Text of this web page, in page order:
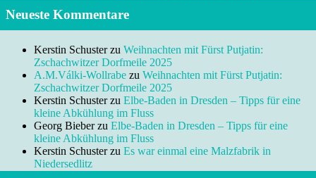
Neueste Kommentare
Kerstin Schusterzu Weihnachten mit Fürst Putjatin:
Zschachwitzer Dorfmeile 2025
A.M.Válki-Wollrabe zu Weihnachten mit Fürst Putjatin:
Zschachwitzer Dorfmeile 2025
Kerstin Schusterzu Elbe-Baden in Dresden – Tipps für eine
kleine Abkühlung im Fluss
Georg Bieberzu Elbe-Baden in Dresden – Tipps für eine
kleine Abkühlung im Fluss
Kerstin Schusterzu Es war einmal eine Malzfabrik in
Niedersedlitz